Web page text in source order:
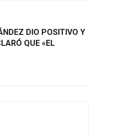
DIO POSITIVO Y
QUE «EL